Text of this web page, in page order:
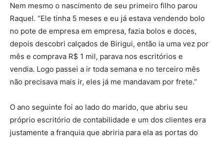
Nem mesmo o nascimento de seu primeiro filho parou
Raquel. “Ele tinha 5 meses e eu já estava vendendo bolo
no pote de empresa em empresa, fazia bolos e doces,
depois descobri calçados de Birigui, então ia uma vez por
mês e comprava R$ 1 mil, parava nos escritórios e
vendia. Logo passei a ir toda semana e no terceiro mês
não precisava mais ir, eles já me mandavam por frete.”
O ano seguinte foi ao lado do marido, que abriu seu
próprio escritório de contabilidade e um dos clientes era
justamente a franquia que abriria para ela as portas do